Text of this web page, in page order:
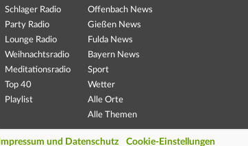
Schlager Radio
Party Radio
Lounge Radio
Weihnachtsradio
Meditationsradio
Top 40
Playlist
Offenbach News
Gießen News
Fulda News
Bayern News
Sport
Wetter
Alle Orte
Alle Themen
Impressum und Datenschutz Cookie-Einstellungen